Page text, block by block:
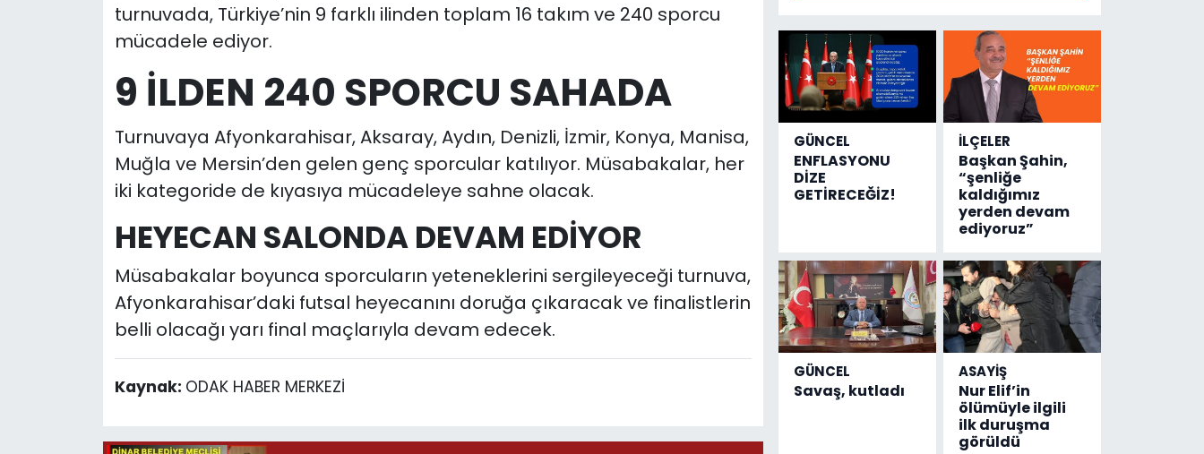
turnuvada, Türkiye’nin 9 farklı ilinden toplam 16 takım ve 240 sporcu
mücadele ediyor.
9 İLDEN 240 SPORCU SAHADA
Turnuvaya Afyonkarahisar, Aksaray, Aydın, Denizli, İzmir, Konya, Manisa,
Muğla ve Mersin’den gelen genç sporcular katılıyor. Müsabakalar, her
iki kategoride de kıyasıya mücadeleye sahne olacak.
HEYECAN SALONDA DEVAM EDİYOR
Müsabakalar boyunca sporcuların yeteneklerini sergileyeceği turnuva,
Afyonkarahisar’daki futsal heyecanını doruğa çıkaracak ve finalistlerin
belli olacağı yarı final maçlarıyla devam edecek.
Kaynak: ODAK HABER MERKEZİ
Emniyete
4,5 milyon
liralık
destek
çıktı
GÜNCEL
ENFLASYONU
DİZE
GETİRECEĞİZ!
İLÇELER
Başkan Şahin,
“şenliğe
kaldığımız
yerden devam
ediyoruz”
GÜNCEL
Savaş, kutladı
ASAYİŞ
Nur Elif’in
ölümüyle ilgili
ilk duruşma
görüldü